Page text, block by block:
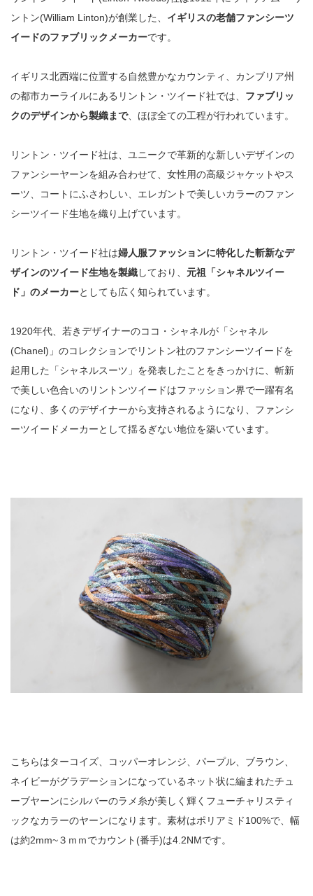
ン ト ン(William Linton)が創業した、 イギリスの老舗ファンシーツ
イードのファブリックメーカーです。
イギリス北西端に位置する自然豊かなカウンティ、カンブリア州
の都市カーライルにあるリントン・ツイード社では、 ファブリッ
クのデザインから製織まで、ほぼ全ての工程が行われています。
リントン・ツイード社は、ユニークで革新的な新しいデザインの
ファンシーヤーンを組み合わせて、女性用の高級ジャケットやス
ーツ、コートにふさわしい、エレガントで美しいカラーのファン
シーツイード生地を織り上げています。
リントン・ツイード社は婦人服ファッションに特化した斬新なデ
ザインのツイード生地を製織しており、 元祖「シャネルツイー
ド」のメーカーとしても広く知られています。
1920年代、若きデザイナーのココ・シャネルが「シャネル
(Chanel)」のコレクションでリントン社のファンシーツイードを
起用した「シャネルスーツ」を発表したことをきっかけに、斬新
で美しい色合いのリントンツイードはファッション界で一躍有名
になり、多くのデザイナーから支持されるようになり、ファンシ
ーツイードメーカーとして揺るぎない地位を築いています。
こちらはターコイズ、コッパーオレンジ、パープル、ブラウン、
ネイビーがグラデーションになっているネット状に編まれたチュ
ーブヤーンにシルバーのラメ糸が美しく輝くフューチャリスティ
ックなカラーのヤーンになります。素材はポリアミド100%で、幅
は約2mm~３ｍｍでカウント(番手)は4.2NMです。